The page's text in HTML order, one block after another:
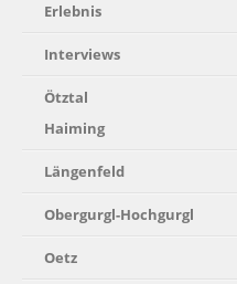
Erlebnis
Interviews
Ötztal
Haiming
Längenfeld
Obergurgl-Hochgurgl
Oetz